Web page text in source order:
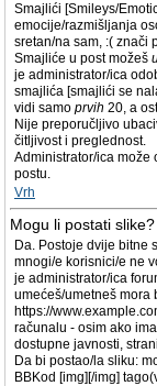
Smajlići [Smileys/
emocije/razmišljanja
sretan/na sam, :( znači
Smajliće u post možeš
je administrator/ica
smajlića [smajlići se
vidi samo prvih 20, a
Nije preporučljivo
čitljivost i preglednost.
Administrator/ica može
postu.
Vrh
Mogu li postati slike?
Da. Postoje dvije bitne
mnogi/e korisnici/e ne
je administrator/ica
umećeš/umetneš mora
https://
računalu - osim ako
dostupne javnosti,
Da bi postao/la sliku:
BBKod [img][/img]